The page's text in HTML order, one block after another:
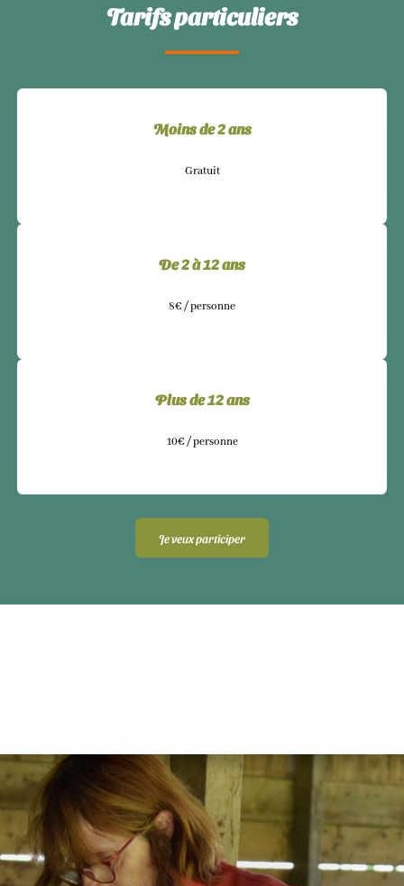
Tarifs particuliers
Moins de 2 ans
Gratuit
De 2 à 12 ans
8€ / personne
Plus de 12 ans
10€ / personne
Je veux participer